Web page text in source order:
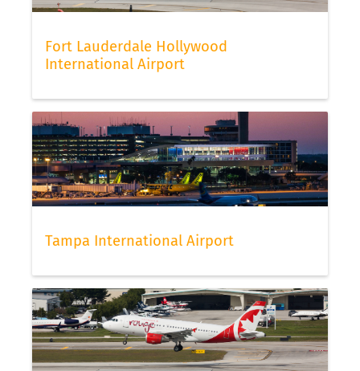
Fort Lauderdale Hollywood
International Airport
Tampa International Airport